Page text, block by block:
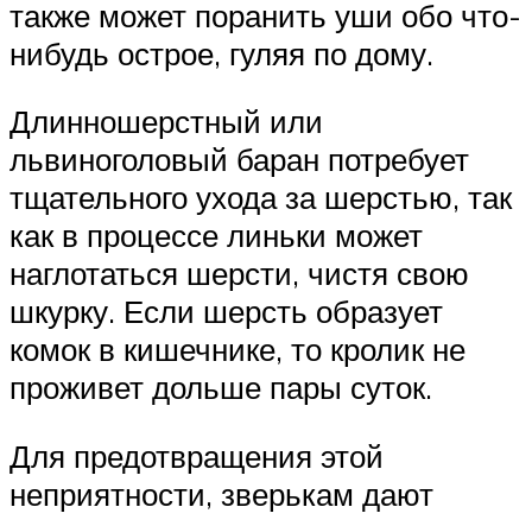
также может поранить уши обо что-
нибудь острое, гуляя по дому.
Длинношерстный или
львиноголовый баран потребует
тщательного ухода за шерстью, так
как в процессе линьки может
наглотаться шерсти, чистя свою
шкурку. Если шерсть образует
комок в кишечнике, то кролик не
проживет дольше пары суток.
Для предотвращения этой
неприятности, зверькам дают